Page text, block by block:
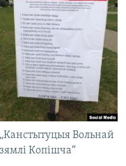
„Канстытуцыя Вольнай
зямлі Копішча“